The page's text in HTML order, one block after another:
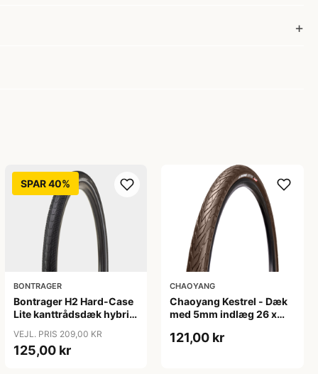
SPAR 40%
BONTRAGER
Bontrager H2 Hard-Case
Lite kanttrådsdæk hybrid
VEJL. PRIS 209,00 KR
125,00 kr
CHAOYANG
Chaoyang Kestrel - Dæk
med 5mm indlæg 26 x
Brun
121,00 kr